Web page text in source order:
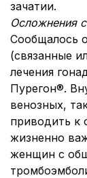
зачатии.
Осложнения
Сообщалось
(связанные
лечения
Пурегон®.
венозных,
приводить к
жизненно
женщин с